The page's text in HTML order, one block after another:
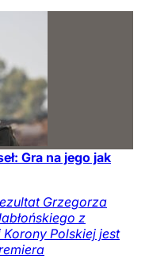
Gra na jego jak
Grzegorza
z
Polskiej jest